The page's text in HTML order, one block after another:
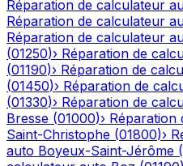
Réparation de calculateur
Réparation de calculateur
Réparation de calculateur
(01250)› Réparation de
(01190)› Réparation de
(01450)› Réparation de
(01330)› Réparation de
Bresse (01000)› Réparation
Saint-Christophe (01800)›
auto Boyeux-Saint-Jérôme (